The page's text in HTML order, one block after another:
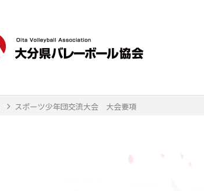
スポーツ少年団交流大会 大会要項